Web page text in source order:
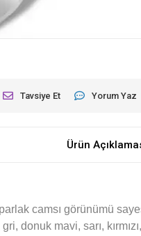
Tavsiye Et Yorum Yaz
Ürün
parlak camsı görünümü
donuk mavi, sarı,